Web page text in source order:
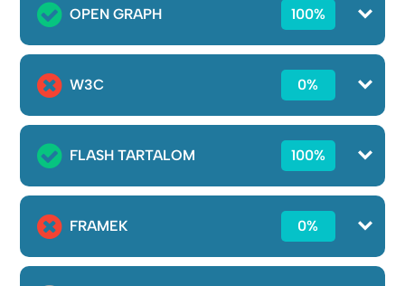
OPEN GRAPH 100%
W3C 0%
FLASH TARTALOM 100%
FRAMEK 0%